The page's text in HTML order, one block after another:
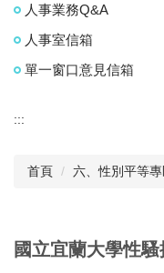
人事業務Q&A
人事室信箱
單一窗口意見信箱
:::
首頁 六、性別平等
國立宜蘭大學性